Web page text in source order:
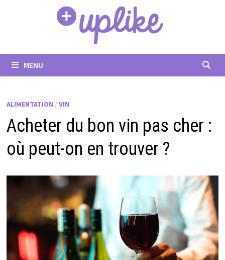
MENU
ALIMENTATION / VIN
Acheter du bon vin pas cher :
où peut-on en trouver ?